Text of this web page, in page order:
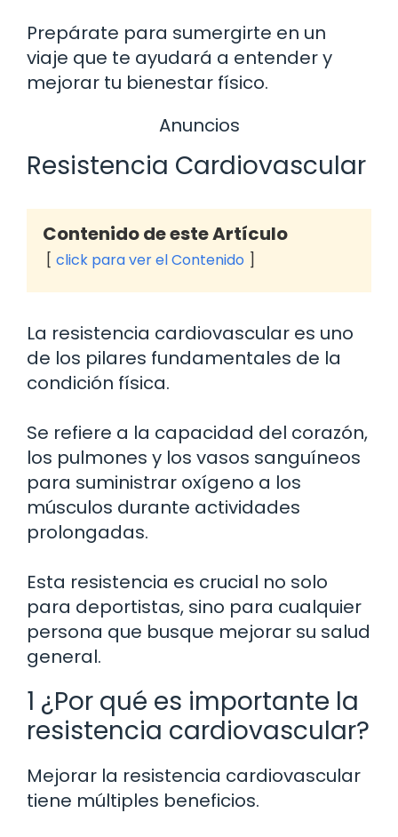
Prepárate para sumergirte en un
viaje que te ayudará a entender y
mejorar tu bienestar físico.
Anuncios
Resistencia Cardiovascular
Contenido de este Artículo
click para ver el Contenido
La resistencia cardiovascular es uno
de los pilares fundamentales de la
condición física.
Se refiere a la capacidad del corazón,
los pulmones y los vasos sanguíneos
para suministrar oxígeno a los
músculos durante actividades
prolongadas.
Esta resistencia es crucial no solo
para deportistas, sino para cualquier
persona que busque mejorar su salud
general.
1 ¿Por qué es importante la
resistencia cardiovascular?
Mejorar la resistencia cardiovascular
tiene múltiples beneficios.